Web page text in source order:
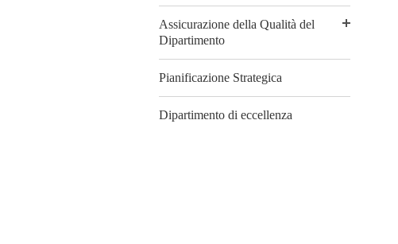
Assicurazione della Qualità del
Dipartimento
Pianificazione Strategica
Dipartimento di eccellenza